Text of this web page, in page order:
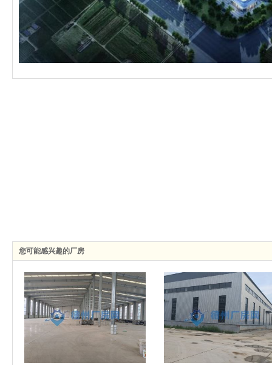
您可能感兴趣的厂房